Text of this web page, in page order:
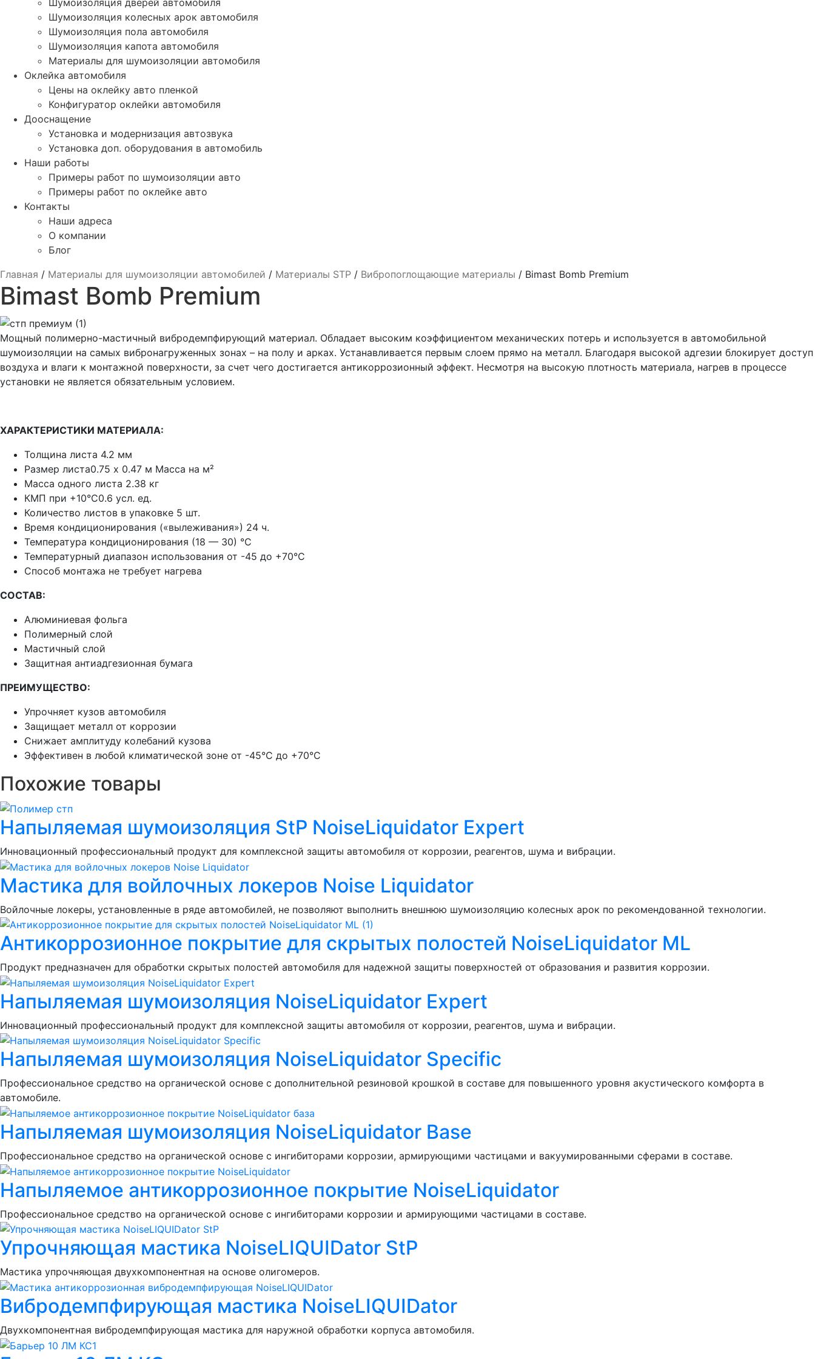
Шумоизоляция колесных арок автомобиля
Шумоизоляция пола автомобиля
Шумоизоляция капота автомобиля
Материалы для шумоизоляции автомобиля
Оклейка автомобиля
Цены на оклейку авто пленкой
Конфигуратор оклейки автомобиля
Дооснащение
Установка и модернизация автозвука
Установка доп. оборудования в автомобиль
Наши работы
Примеры работ по шумоизоляции авто
Примеры работ по оклейке авто
Контакты
Наши адреса
О компании
Блог
Главная / Материалы для шумоизоляции автомобилей / Материалы STP / Вибропоглощающие материалы / Bimast Bomb Premium
Bimast Bomb Premium
Мощный полимерно-мастичный вибродемпфирующий материал. Обладает высоким коэффициентом механических потерь и используется в автомобильной
шумоизоляции на самых вибронагруженных зонах – на полу и арках. Устанавливается первым слоем прямо на металл. Благодаря высокой адгезии блокирует доступ
воздуха и влаги к монтажной поверхности, за счет чего достигается антикоррозионный эффект. Несмотря на высокую плотность материала, нагрев в процессе
установки не является обязательным условием.
ХАРАКТЕРИСТИКИ МАТЕРИАЛА:
Толщина листа 4.2 мм
Размер листа0.75 x 0.47 м Масса на м²
Масса одного листа 2.38 кг
КМП при +10°C0.6 усл. ед.
Количество листов в упаковке 5 шт.
Время кондиционирования («вылеживания») 24 ч.
Температура кондиционирования (18 — 30) °C
Температурный диапазон использования от -45 до +70°C
Способ монтажа не требует нагрева
CОСТАВ:
Алюминиевая фольга
Полимерный слой
Мастичный слой
Защитная антиадгезионная бумага
ПРЕИМУЩЕСТВО:
Упрочняет кузов автомобиля
Защищает металл от коррозии
Снижает амплитуду колебаний кузова
Эффективен в любой климатической зоне от -45°С до +70°С
Похожие товары
Напыляемая шумоизоляция StP NoiseLiquidator Expert
Инновационный профессиональный продукт для комплексной защиты автомобиля от коррозии, реагентов, шума и вибрации.
Мастика для войлочных локеров Noise Liquidator
Войлочные локеры, установленные в ряде автомобилей, не позволяют выполнить внешнюю шумоизоляцию колесных арок по рекомендованной технологии.
Антикоррозионное покрытие для скрытых полостей NoiseLiquidator ML
Продукт предназначен для обработки скрытых полостей автомобиля для надежной защиты поверхностей от образования и развития коррозии.
Напыляемая шумоизоляция NoiseLiquidator Expert
Инновационный профессиональный продукт для комплексной защиты автомобиля от коррозии, реагентов, шума и вибрации.
Напыляемая шумоизоляция NoiseLiquidator Specific
Профессиональное средство на органической основе с дополнительной резиновой крошкой в составе для повышенного уровня акустического комфорта в
автомобиле.
Напыляемая шумоизоляция NoiseLiquidator Base
Профессиональное средство на органической основе с ингибиторами коррозии, армирующими частицами и вакуумированными сферами в составе.
Напыляемое антикоррозионное покрытие NoiseLiquidator
Профессиональное средство на органической основе с ингибиторами коррозии и армирующими частицами в составе.
Упрочняющая мастика NoiseLIQUIDator StP
Мастика упрочняющая двухкомпонентная на основе олигомеров.
Вибродемпфирующая мастика NoiseLIQUIDator
Двухкомпонентная вибродемпфирующая мастика для наружной обработки корпуса автомобиля.